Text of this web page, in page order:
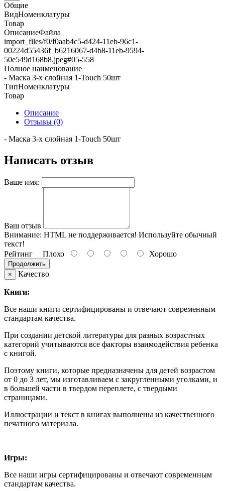
Общие
ВидНоменклатуры
Товар
ОписаниеФайла
import_files/f0/f0aab4c5-d424-11eb-96c1-
00224d55436f_b6216067-d4b8-11eb-9594-
50e549d168b8.jpeg#05-558
Полное наименование
- Маска 3-х слойная 1-Touch 50шт
ТипНоменклатуры
Товар
Описание
Отзывы (0)
- Маска 3-х слойная 1-Touch 50шт
Написать отзыв
Ваше имя:
Ваш отзыв
Внимание: HTML не поддерживается! Используйте обычный
текст!
Рейтинг Плохо Хорошо
Продолжить
×
Качество
Книги:
Все наши книги сертифицированы и отвечают современным
стандартам качества.
При создании детской литературы для разных возрастных
категорий учитываются все факторы взаимодействия ребенка
с книгой.
Поэтому книги, которые предназначены для детей возрастом
от 0 до 3 лет, мы изготавливаем с закругленными уголками, и
в большей части в твердом переплете, с твердыми
страницами.
Иллюстрации и текст в книгах выполнены из качественного
печатного материала.
Игры:
Все наши игры сертифицированы и отвечают современным
стандартам качества.